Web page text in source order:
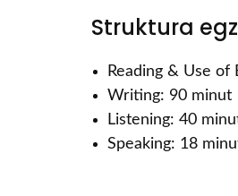
Struktura
Reading & Use of
Writing: 90 minut
Listening: 40
Speaking: 18